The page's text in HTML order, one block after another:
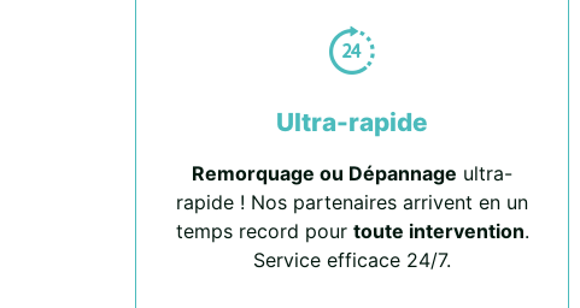
Ultra-rapide
Remorquage ou Dépannage ultra-
rapide ! Nos partenaires arrivent en un
temps record pour toute intervention.
Service efficace 24/7.